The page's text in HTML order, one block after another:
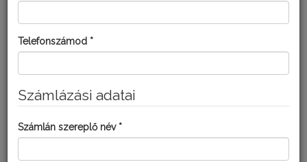
Kelkáposzta
MEGOLDÁSOK KISKERTI
FELHASZNÁLÓKNAK:
Telefonszámod *
Számlázási adatai
Számlán szereplő név *